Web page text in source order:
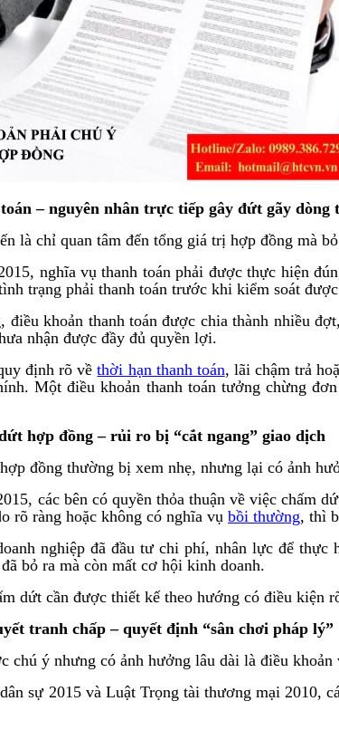
– nguyên nhân trực tiếp gây đứt gãy dòng
là chỉ quan tâm đến tổng giá trị hợp đồng mà
nghĩa vụ thanh toán phải được thực hiện
trạng phải thanh toán trước khi kiểm soát
điều khoản thanh toán được chia thành nhiều
nhận được đầy đủ quyền lợi.
định rõ vềthời hạn thanh toán, lãi chậm trả
Một điều khoản thanh toán tưởng chừng
hợp đồng – rủi ro bị “cắt ngang” giao dịch
đồng thường bị xem nhẹ, nhưng lại có ảnh
các bên có quyền thỏa thuận về việc chấm
rõ ràng hoặc không có nghĩa vụ bồi thường, thì
nghiệp đã đầu tư chi phí, nhân lực để
bỏ ra mà còn mất cơ hội kinh doanh.
dứt cần được thiết kế theo hướng có điều kiện
tranh chấp – quyết định “sân chơi pháp lý”
chú ý nhưng có ảnh hưởng lâu dài là điều khoản
sự 2015 và Luật Trọng tài thương mại 2010,